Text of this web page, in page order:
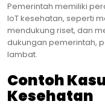
Pemerintah memiliki
IoT kesehatan, seperti
mendukung riset, dan
dukungan pemerintah,
lambat.
Contoh
Kesehatan